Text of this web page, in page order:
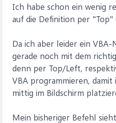
Ich habe schon ein wenig
auf die Definition per
Da ich aber leider ein
gerade noch mit dem
denn per Top/Left,
VBA programmieren,
mittig im Bildschirm
Mein bisheriger Befehl